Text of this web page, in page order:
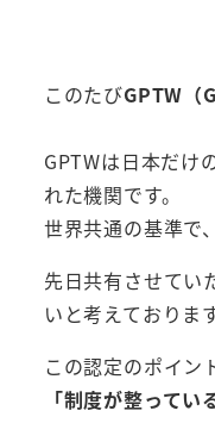
このたびGPTW（
GPTWは日本だけ
れた機関です。
世界共通の基準で
先日共有させてい
いと考えております
この認定のポイン
「制度が整って